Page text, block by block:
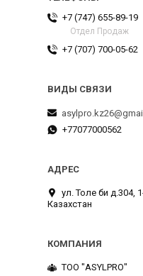
+7 (747) 655-89-19
Отдел Продаж
+7 (707) 700-05-62
+77077000562
ул. Толе би д.304,
Казахстан
ТОО "ASYLPRO"